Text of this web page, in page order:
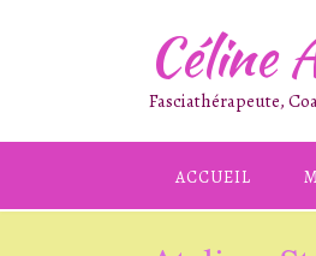
Céline
Fasciathérapeute,
ACCUEIL